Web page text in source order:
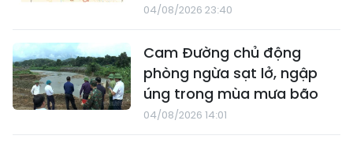
04/08/2026 23:40
Cam Đường chủ động
phòng ngừa sạt lở, ngập
úng trong mùa mưa bão
04/08/2026 14:01